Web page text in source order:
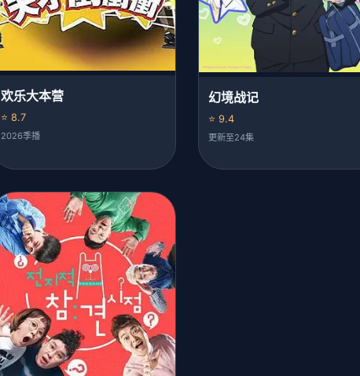
欢乐大本营
⭐ 8.7
2026季播
幻境战记
⭐ 9.4
更新至24集